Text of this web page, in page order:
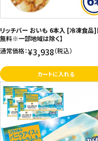
リッチバー おいも 6本入 [冷凍食品]
無料※一部地域は除く】
通常価格：¥3,938（税込）
カートに入れる